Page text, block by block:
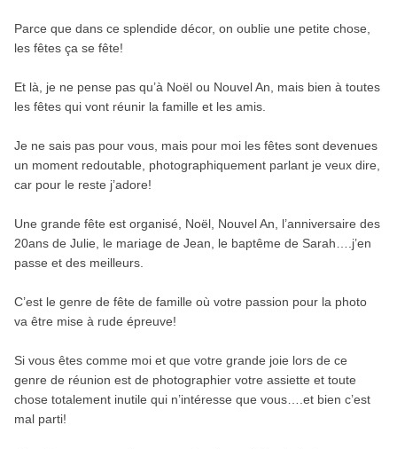
Parce que dans ce splendide décor, on oublie une petite chose,
les fêtes ça se fête!
Et là, je ne pense pas qu’à Noël ou Nouvel An, mais bien à toutes
les fêtes qui vont réunir la famille et les amis.
Je ne sais pas pour vous, mais pour moi les fêtes sont devenues
un moment redoutable, photographiquement parlant je veux dire,
car pour le reste j’adore!
Une grande fête est organisé, Noël, Nouvel An, l’anniversaire des
20ans de Julie, le mariage de Jean, le baptême de Sarah….j’en
passe et des meilleurs.
C’est le genre de fête de famille où votre passion pour la photo
va être mise à rude épreuve!
Si vous êtes comme moi et que votre grande joie lors de ce
genre de réunion est de photographier votre assiette et toute
chose totalement inutile qui n’intéresse que vous….et bien c’est
mal parti!